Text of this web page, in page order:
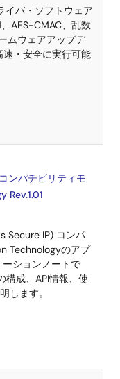
イバ・ソフトウェア
AES-CMAC、乱数
ムウェアアップデ
・安全に実行可能
ンパチビリティモ
Rev.1.01
Secure IP) コンパ
Technologyのアプ
ションノートで
構成、API情報、使
します。